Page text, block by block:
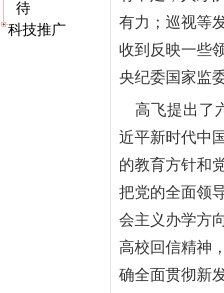
待
科技推广
有力；巡视等
收到反映一些
央纪委国家监
高飞提出了
近平新时代中
的教育方针和
把党的全面领
会主义办学方
高校回信精神
确全面贯彻新